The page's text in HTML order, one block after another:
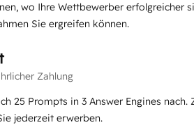
wo Ihre Wettbewerber erfolgreicher
Sie ergreifen können.
Zahlung
25 Prompts in 3 Answer Engines nach.
jederzeit erwerben.